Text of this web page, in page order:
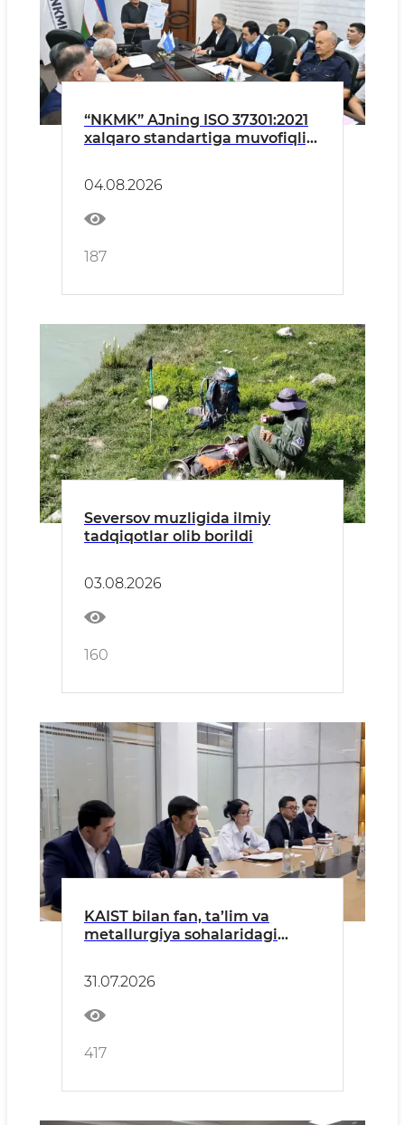
“NKMK” AJning ISO 37301:2021
xalqaro standartiga muvofiqligi
04.08.2026
187
Seversov muzligida ilmiy
tadqiqotlar olib borildi
03.08.2026
160
KAIST bilan fan, ta’lim va
metallurgiya sohalaridagi
31.07.2026
417